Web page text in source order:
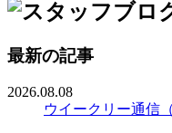
最新の記事
2026.08.08
ウイークリー通信